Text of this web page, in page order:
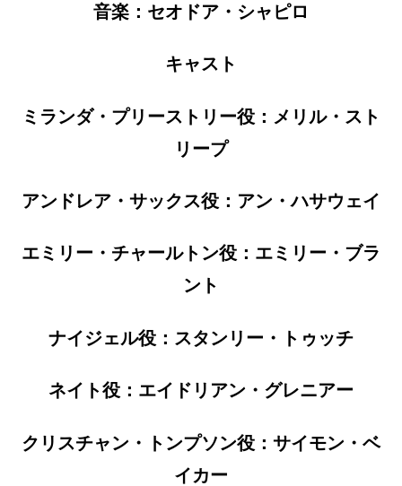
音楽：セオドア・シャピロ
キャスト
ミランダ・プリーストリー役：メリル・スト
リープ
アンドレア・サックス役：アン・ハサウェイ
エミリー・チャールトン役：エミリー・ブラ
ント
ナイジェル役：スタンリー・トゥッチ
ネイト役：エイドリアン・グレニアー
クリスチャン・トンプソン役：サイモン・ベ
イカー